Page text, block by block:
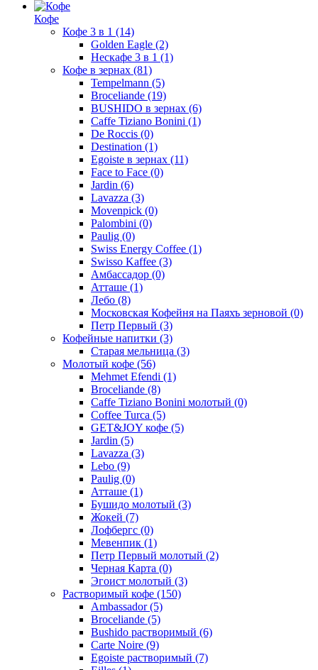
Кофе
Кофе 3 в 1 (14)
Golden Eagle (2)
Нескафе 3 в 1 (1)
Кофе в зернах (81)
Tempelmann (5)
Broceliande (19)
BUSHIDO в зернах (6)
Caffe Tiziano Bonini (1)
De Roccis (0)
Destination (1)
Egoiste в зернах (11)
Face to Face (0)
Jardin (6)
Lavazza (3)
Movenpick (0)
Palombini (0)
Paulig (0)
Swiss Energy Coffee (1)
Swisso Kaffee (3)
Амбассадор (0)
Атташе (1)
Лебо (8)
Московская Кофейня на Паяхъ зерновой (0)
Петр Первый (3)
Кофейные напитки (3)
Старая мельница (3)
Молотый кофе (56)
Mehmet Efendi (1)
Broceliande (8)
Caffe Tiziano Bonini молотый (0)
Coffee Turca (5)
GET&JOY кофе (5)
Jardin (5)
Lavazza (3)
Lebo (9)
Paulig (0)
Атташе (1)
Бушидо молотый (3)
Жокей (7)
Лофбергс (0)
Мевенпик (1)
Петр Первый молотый (2)
Черная Карта (0)
Эгоист молотый (3)
Растворимый кофе (150)
Ambassador(5)
Broceliande (5)
Bushido растворимый (6)
Carte Noire (9)
Egoiste растворимый (7)